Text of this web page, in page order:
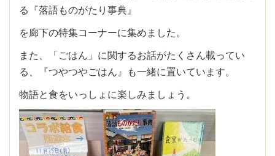
る『落語ものがたり事典』
を廊下の特集コーナーに集めました。
また、「ごはん」に関するお話がたくさん載ってい
る、『つやつやごはん』も一緒に置いています。
物語と食をいっしょに楽しみましょう。